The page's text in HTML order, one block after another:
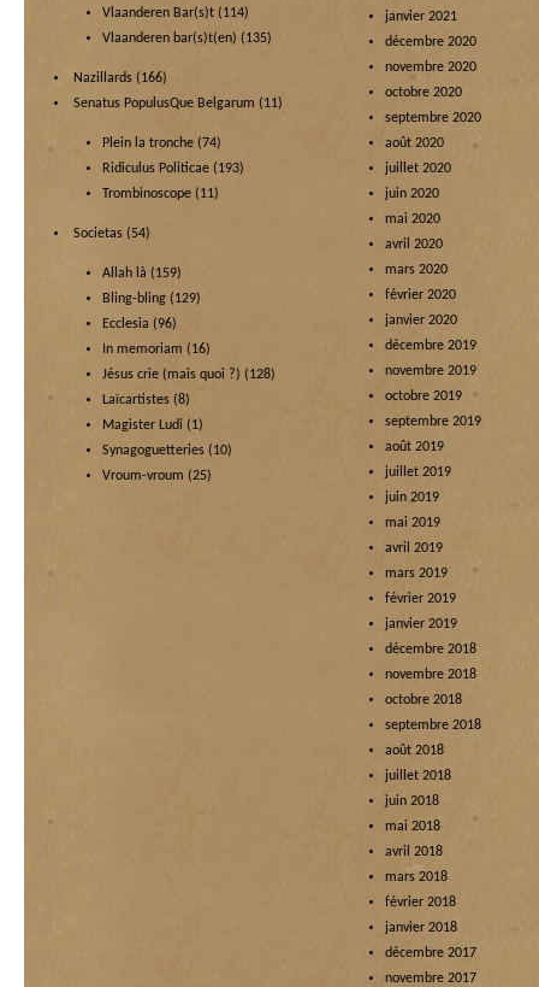
Vlaanderen Bar(s)t (114)
Vlaanderen bar(s)t(en) (135)
Nazillards (166)
Senatus PopulusQue Belgarum (11)
Plein la tronche (74)
Ridiculus Politicae (193)
Trombinoscope (11)
Societas (54)
Allah là (159)
Bling-bling (129)
Ecclesia (96)
In memoriam (16)
Jésus crie (mais quoi ?) (128)
Laïcartistes (8)
Magister Ludi (1)
Synagoguetteries (10)
Vroum-vroum (25)
janvier 2021
décembre 2020
novembre 2020
octobre 2020
septembre 2020
août 2020
juillet 2020
juin 2020
mai 2020
avril 2020
mars 2020
février 2020
janvier 2020
décembre 2019
novembre 2019
octobre 2019
septembre 2019
août 2019
juillet 2019
juin 2019
mai 2019
avril 2019
mars 2019
février 2019
janvier 2019
décembre 2018
novembre 2018
octobre 2018
septembre 2018
août 2018
juillet 2018
juin 2018
mai 2018
avril 2018
mars 2018
février 2018
janvier 2018
décembre 2017
novembre 2017